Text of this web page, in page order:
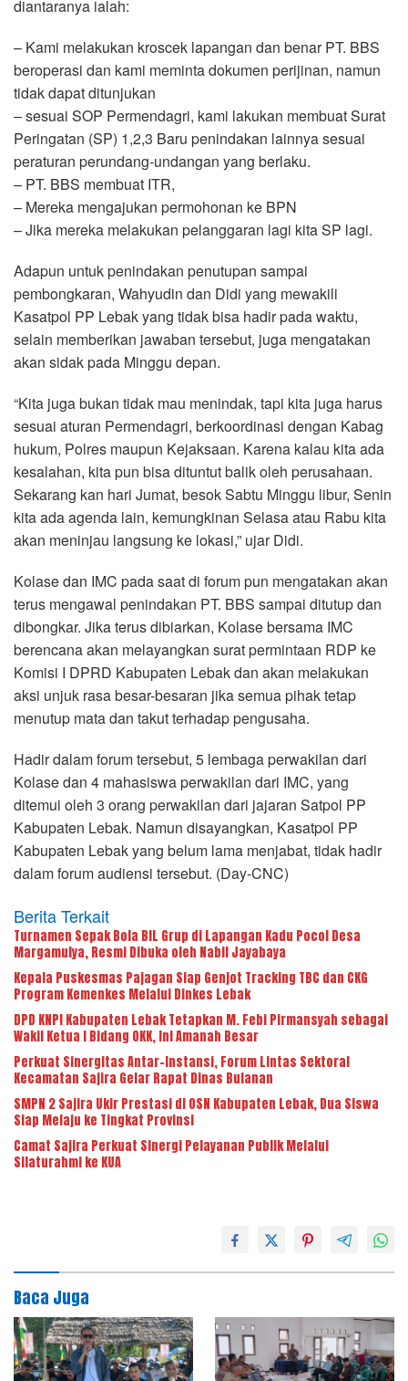
diantaranya ialah:
– Kami melakukan kroscek lapangan dan benar PT. BBS
beroperasi dan kami meminta dokumen perijinan, namun
tidak dapat ditunjukan
– sesuai SOP Permendagri, kami lakukan membuat Surat
Peringatan (SP) 1,2,3 Baru penindakan lainnya sesuai
peraturan perundang-undangan yang berlaku.
– PT. BBS membuat ITR,
– Mereka mengajukan permohonan ke BPN
– Jika mereka melakukan pelanggaran lagi kita SP lagi.
Adapun untuk penindakan penutupan sampai
pembongkaran, Wahyudin dan Didi yang mewakili
Kasatpol PP Lebak yang tidak bisa hadir pada waktu,
selain memberikan jawaban tersebut, juga mengatakan
akan sidak pada Minggu depan.
“Kita juga bukan tidak mau menindak, tapi kita juga harus
sesuai aturan Permendagri, berkoordinasi dengan Kabag
hukum, Polres maupun Kejaksaan. Karena kalau kita ada
kesalahan, kita pun bisa dituntut balik oleh perusahaan.
Sekarang kan hari Jumat, besok Sabtu Minggu libur, Senin
kita ada agenda lain, kemungkinan Selasa atau Rabu kita
akan meninjau langsung ke lokasi,” ujar Didi.
Kolase dan IMC pada saat di forum pun mengatakan akan
terus mengawal penindakan PT. BBS sampai ditutup dan
dibongkar. Jika terus dibiarkan, Kolase bersama IMC
berencana akan melayangkan surat permintaan RDP ke
Komisi I DPRD Kabupaten Lebak dan akan melakukan
aksi unjuk rasa besar-besaran jika semua pihak tetap
menutup mata dan takut terhadap pengusaha.
Hadir dalam forum tersebut, 5 lembaga perwakilan dari
Kolase dan 4 mahasiswa perwakilan dari IMC, yang
ditemui oleh 3 orang perwakilan dari jajaran Satpol PP
Kabupaten Lebak. Namun disayangkan, Kasatpol PP
Kabupaten Lebak yang belum lama menjabat, tidak hadir
dalam forum audiensi tersebut. (Day-CNC)
Berita Terkait
Turnamen Sepak Bola BIL Grup di Lapangan Kadu Pocol Desa
Margamulya, Resmi Dibuka oleh Nabil Jayabaya
Kepala Puskesmas Pajagan Siap Genjot Tracking TBC dan CKG
Program Kemenkes Melalui Dinkes Lebak
DPD KNPI Kabupaten Lebak Tetapkan M. Febi Pirmansyah sebagai
Wakil Ketua I Bidang OKK, Ini Amanah Besar
Perkuat Sinergitas Antar-Instansi, Forum Lintas Sektoral
Kecamatan Sajira Gelar Rapat Dinas Bulanan
SMPN 2 Sajira Ukir Prestasi di OSN Kabupaten Lebak, Dua Siswa
Siap Melaju ke Tingkat Provinsi
Camat Sajira Perkuat Sinergi Pelayanan Publik Melalui
Silaturahmi ke KUA
Baca Juga